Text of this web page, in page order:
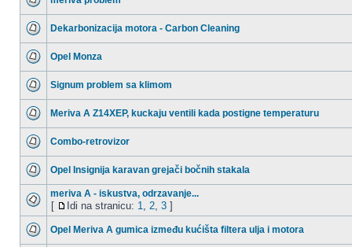
Dekarbonizacija motora - Carbon Cleaning
Opel Monza
Signum problem sa klimom
Meriva A Z14XEP, kuckaju ventili kada postigne temperaturu
Combo-retrovizor
Opel Insignija karavan grejači bočnih stakala
meriva A - iskustva, odrzavanje...
[ Idi na stranicu: 1, 2, 3 ]
Opel Meriva A gumica između kućišta filtera ulja i motora